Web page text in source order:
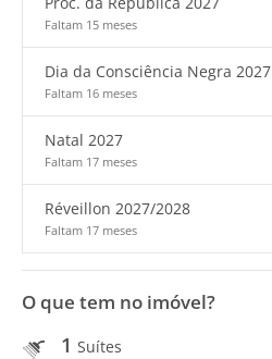
Faltam 15 meses
Dia da Consciência Negra 2027
Faltam 16 meses
Natal 2027
Faltam 17 meses
Réveillon 2027/2028
Faltam 17 meses
O que tem no imóvel?
1 Suítes